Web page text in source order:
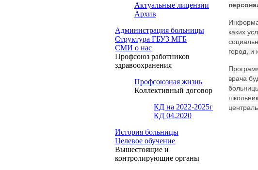
Актуальные лицензии
Архив
Администрация больницы
Структура ГБУЗ МГБ
СМИ о нас
Профсоюз работников
здравоохранения
Профсоюзная жизнь
Коллективный договор
КД на 2022-2025г
КД 04.2020
История больницы
Целевое обучение
Вышестоящие и
контролирующие органы
каких
город, и
врача